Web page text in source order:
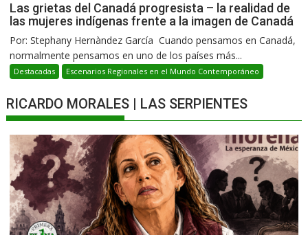
Las grietas del Canadá progresista – la realidad de
las mujeres indígenas frente a la imagen de Canadá
Por: Stephany Hernàndez García Cuando pensamos en Canadá,
normalmente pensamos en uno de los países más...
Destacadas Escenarios Regionales en el Mundo Contemporáneo
RICARDO MORALES | LAS SERPIENTES